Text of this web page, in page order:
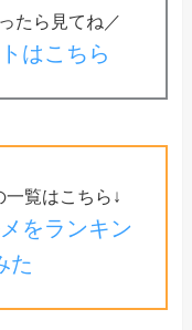
たら見てね／
はこちら
覧はこちら↓
をランキン
た